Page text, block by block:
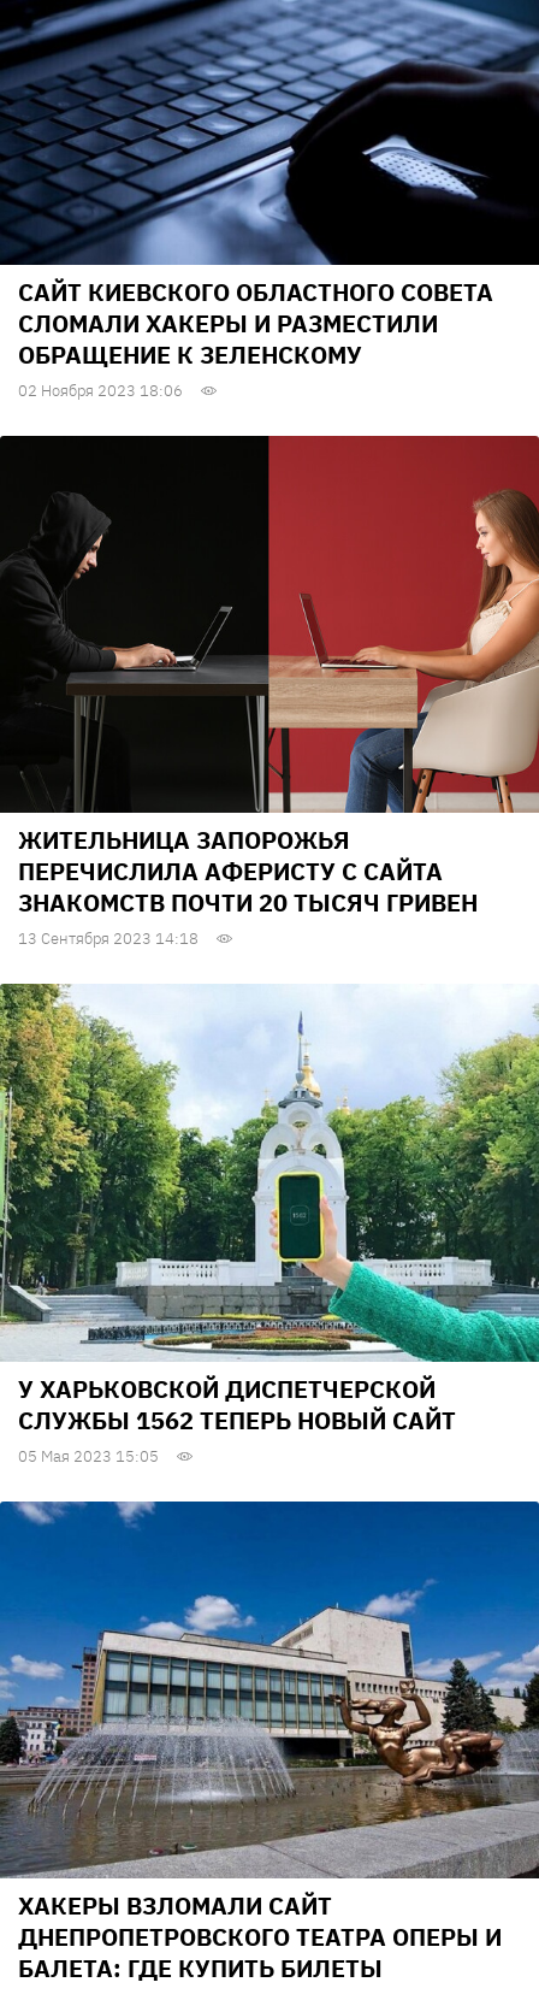
САЙТ КИЕВСКОГО ОБЛАСТНОГО СОВЕТА
СЛОМАЛИ ХАКЕРЫ И РАЗМЕСТИЛИ
ОБРАЩЕНИЕ К ЗЕЛЕНСКОМУ
02 Ноября 2023 18:06
ЖИТЕЛЬНИЦА ЗАПОРОЖЬЯ
ПЕРЕЧИСЛИЛА АФЕРИСТУ С САЙТА
ЗНАКОМСТВ ПОЧТИ 20 ТЫСЯЧ ГРИВЕН
13 Сентября 2023 14:18
У ХАРЬКОВСКОЙ ДИСПЕТЧЕРСКОЙ
СЛУЖБЫ 1562 ТЕПЕРЬ НОВЫЙ САЙТ
05 Мая 2023 15:05
ХАКЕРЫ ВЗЛОМАЛИ САЙТ
ДНЕПРОПЕТРОВСКОГО ТЕАТРА ОПЕРЫ И
БАЛЕТА: ГДЕ КУПИТЬ БИЛЕТЫ